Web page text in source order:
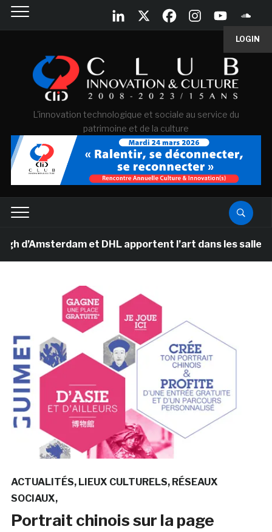
LOGIN
L'innovation technologique et sociale au service du
patrimoine et de la culture
et DHL apportent l’art dans les salles de
ACTUALITÉS LIEUX CULTURELS RÉSEAUX
SOCIAUX
Portrait chinois sur la page